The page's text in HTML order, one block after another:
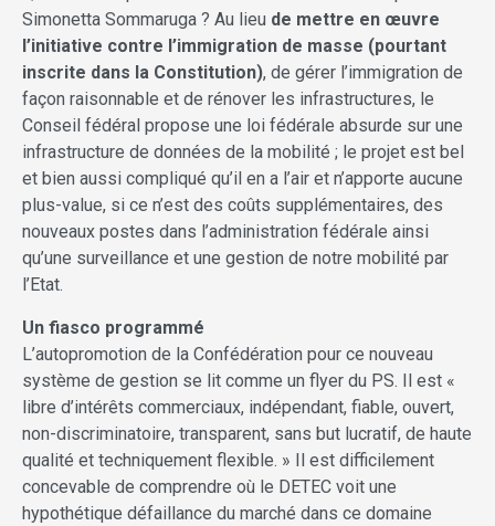
Simonetta Sommaruga ? Au lieu de mettre en œuvre
l’initiative contre l’immigration de masse (pourtant
inscrite dans la Constitution), de gérer l’immigration de
façon raisonnable et de rénover les infrastructures, le
Conseil fédéral propose une loi fédérale absurde sur une
infrastructure de données de la mobilité ; le projet est bel
et bien aussi compliqué qu’il en a l’air et n’apporte aucune
plus-value, si ce n’est des coûts supplémentaires, des
nouveaux postes dans l’administration fédérale ainsi
qu’une surveillance et une gestion de notre mobilité par
l’Etat.
Un fiasco programmé
L’autopromotion de la Confédération pour ce nouveau
système de gestion se lit comme un flyer du PS. Il est «
libre d’intérêts commerciaux, indépendant, fiable, ouvert,
non-discriminatoire, transparent, sans but lucratif, de haute
qualité et techniquement flexible. » Il est difficilement
concevable de comprendre où le DETEC voit une
hypothétique défaillance du marché dans ce domaine